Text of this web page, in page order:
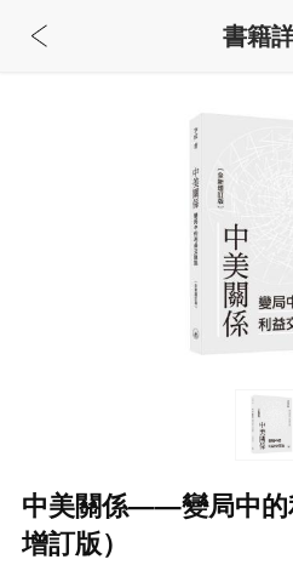
中美關係——變局中的
增訂版）
書籍